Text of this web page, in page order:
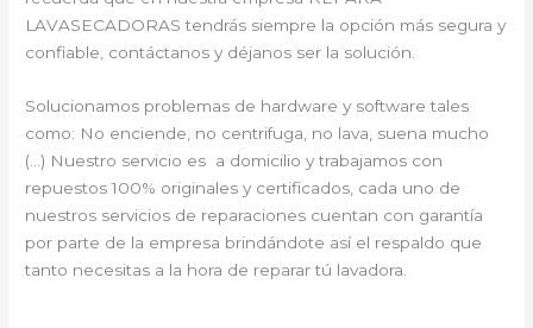
LAVASECADORAS tendrás siempre la opción más segura y
confiable, contáctanos y déjanos ser la solución.
Solucionamos problemas de hardware y software tales
como: No enciende, no centrifuga, no lava, suena mucho
(…) Nuestro servicio es a domicilio y trabajamos con
repuestos 100% originales y certificados, cada uno de
nuestros servicios de reparaciones cuentan con garantía
por parte de la empresa brindándote así el respaldo que
tanto necesitas a la hora de reparar tú lavadora.